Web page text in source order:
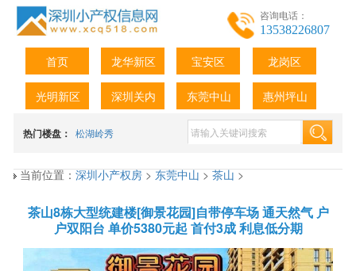
咨询电话：
13538226807
首页 龙华新区 宝安区 龙岗区
光明新区 深圳关内 东莞中山 惠州坪山
热门楼盘： 松湖岭秀
当前位置：深圳小产权房>东莞中山>茶山>
茶山8栋大型统建楼[御景花园]自带停车场 通天然气 户
户双阳台 单价5380元起 首付3成 利息低分期